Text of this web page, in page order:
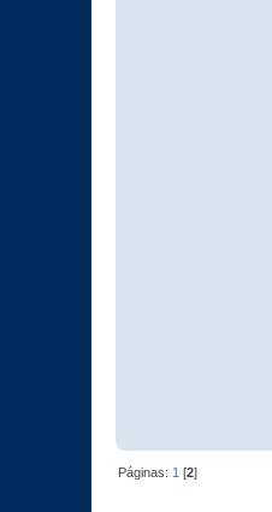
Páginas: 1 [2]